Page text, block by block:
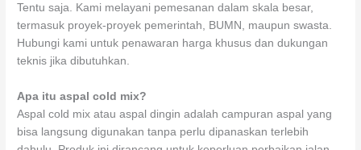
Tentu saja. Kami melayani pemesanan dalam skala besar,
termasuk proyek-proyek pemerintah, BUMN, maupun swasta.
Hubungi kami untuk penawaran harga khusus dan dukungan
teknis jika dibutuhkan.
Apa itu aspal cold mix?
Aspal cold mix atau aspal dingin adalah campuran aspal yang
bisa langsung digunakan tanpa perlu dipanaskan terlebih